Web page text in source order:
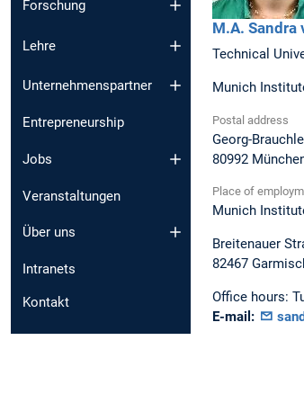
Forschung
Lehre
Unternehmenspartner
Entrepreneurship
Jobs
Veranstaltungen
Über uns
Intranets
Kontakt
M.A. Sandra
Technical
Munich
Postal address
Georg-
80992
Place of
Munich
Breitenauer
82467
Office hours:
E-mail: